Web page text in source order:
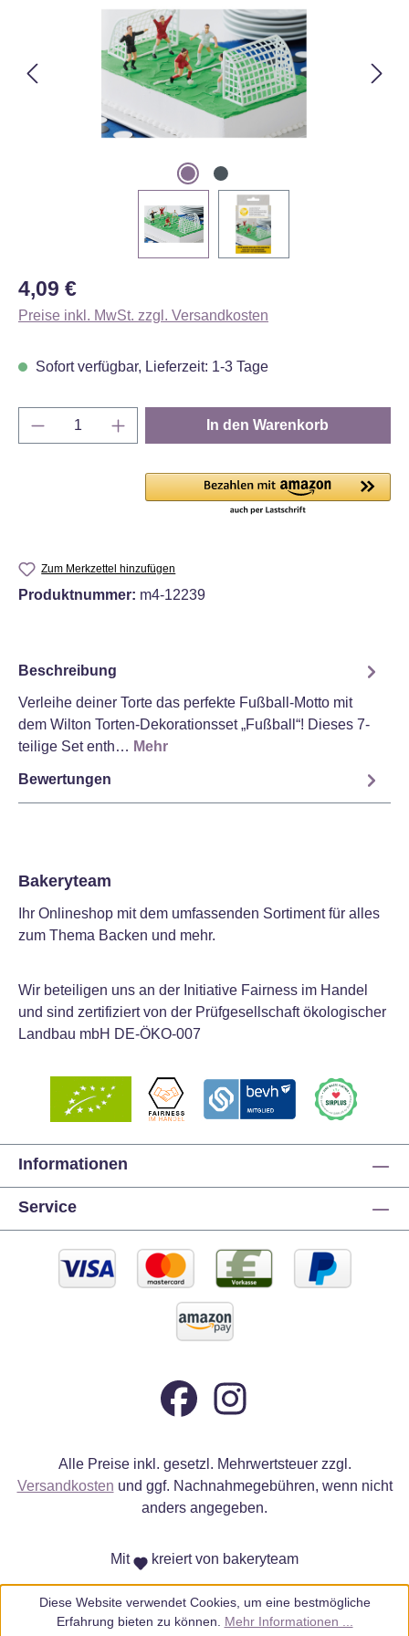
Regulärer Preis:
4,09 €
Preise inkl. MwSt. zzgl. Versandkosten
Sofort verfügbar, Lieferzeit: 1-3 Tage
Produkt Anzahl: Gib den gewünschten
In den Warenkorb
Zum Merkzettel hinzufügen
Produktnummer: m4-12239
Beschreibung
Verleihe deiner Torte das perfekte Fußball-Motto mit
dem Wilton Torten-Dekorationsset „Fußball“! Dieses 7-
teilige Set enth… Mehr
Bewertungen
Bakeryteam
Ihr Onlineshop mit dem umfassenden Sortiment für alles
zum Thema Backen und mehr.
Wir beteiligen uns an der Initiative Fairness im Handel
und sind zertifiziert von der Prüfgesellschaft ökologischer
Landbau mbH DE-ÖKO-007
Informationen
Service
Alle Preise inkl. gesetzl. Mehrwertsteuer zzgl.
Versandkosten und ggf. Nachnahmegebühren, wenn nicht
anders angegeben.
Mit kreiert von bakeryteam
Diese Website verwendet Cookies, um eine bestmögliche
Erfahrung bieten zu können. Mehr Informationen ...